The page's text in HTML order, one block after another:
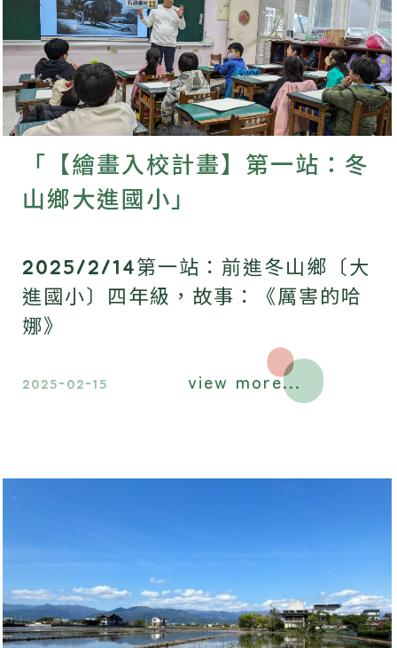
「【繪畫入校計畫】第一站：冬
山鄉大進國小」
2025/2/14第一站：前進冬山鄉〔大
進國小〕四年級，故事：《厲害的哈
娜》
2025-02-15 view more...